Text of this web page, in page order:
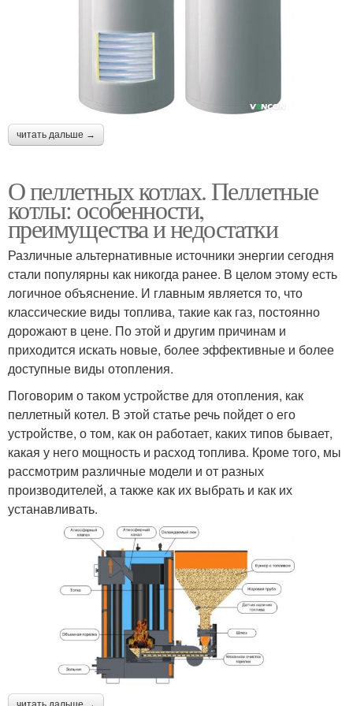
читать дальше →
О пеллетных котлах. Пеллетные
котлы: особенности,
преимущества и недостатки
Различные альтернативные источники энергии сегодня
стали популярны как никогда ранее. В целом этому есть
логичное объяснение. И главным является то, что
классические виды топлива, такие как газ, постоянно
дорожают в цене. По этой и другим причинам и
приходится искать новые, более эффективные и более
доступные виды отопления.
Поговорим о таком устройстве для отопления, как
пеллетный котел. В этой статье речь пойдет о его
устройстве, о том, как он работает, каких типов бывает,
какая у него мощность и расход топлива. Кроме того, мы
рассмотрим различные модели и от разных
производителей, а также как их выбрать и как их
устанавливать.